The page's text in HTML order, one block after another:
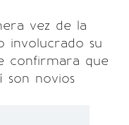
vez de la
involucrado su
confirmara que
son novios